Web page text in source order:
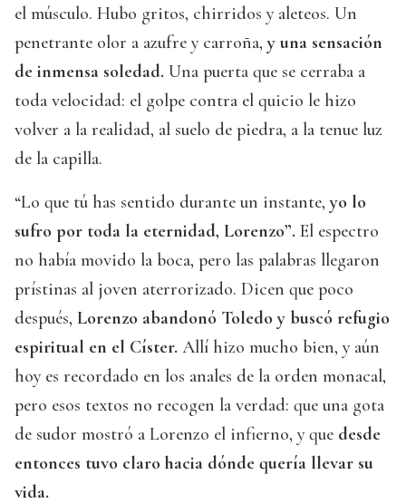
el músculo. Hubo gritos, chirridos y aleteos. Un
penetrante olor a azufre y carroña, y una sensación
de inmensa soledad. Una puerta que se cerraba a
toda velocidad: el golpe contra el quicio le hizo
volver a la realidad, al suelo de piedra, a la tenue luz
de la capilla.
“Lo que tú has sentido durante un instante, yo lo
sufro por toda la eternidad, Lorenzo”. El espectro
no había movido la boca, pero las palabras llegaron
prístinas al joven aterrorizado. Dicen que poco
después, Lorenzo abandonó Toledo y buscó refugio
espiritual en el Císter. Allí hizo mucho bien, y aún
hoy es recordado en los anales de la orden monacal,
pero esos textos no recogen la verdad: que una gota
de sudor mostró a Lorenzo el infierno, y que desde
entonces tuvo claro hacia dónde quería llevar su
vida.